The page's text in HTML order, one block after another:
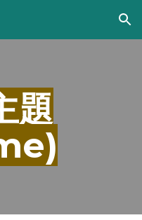
Skip to navigation
題